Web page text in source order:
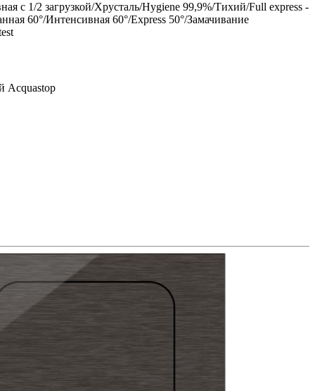
с 1/2 загрузкой/Хрусталь/Hygiene 99,9%/Тихий/Full express -
60°/Интенсивная 60°/Express 50°/Замачивание